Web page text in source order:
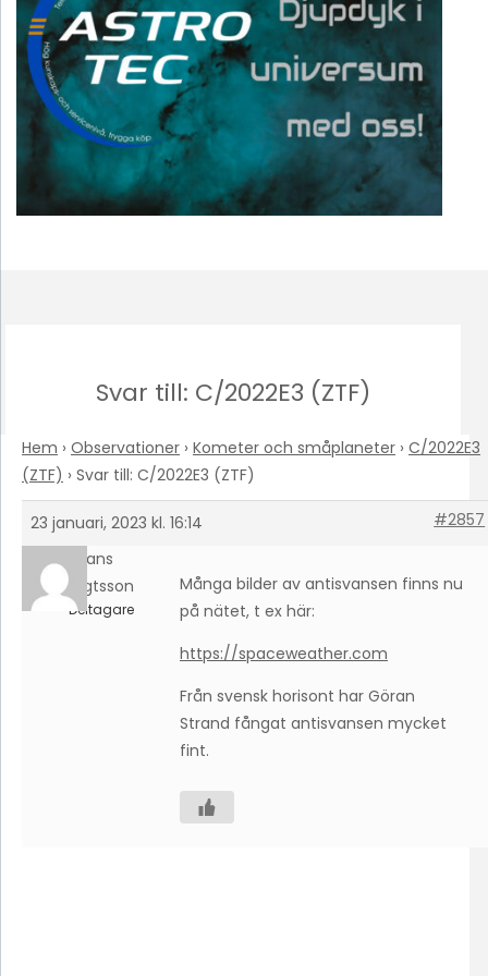
Svar till: C/2022E3 (ZTF)
Hem › Observationer › Kometer och småplaneter › C/2022E3
(ZTF) › Svar till: C/2022E3 (ZTF)
23 januari, 2023 kl. 16:14
#2857
Hans
Bengtsson
Deltagare
Många bilder av antisvansen finns nu
på nätet, t ex här:
https://spaceweather.com
Från svensk horisont har Göran
Strand fångat antisvansen mycket
fint.